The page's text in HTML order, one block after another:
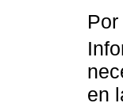
en